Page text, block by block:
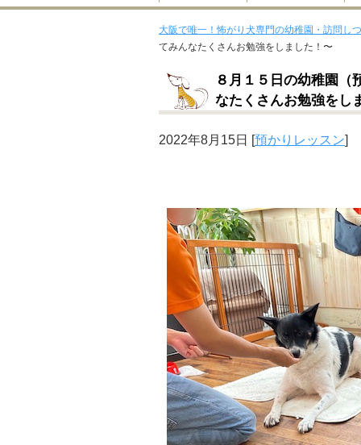
大阪で唯一！怖がり犬専門の幼稚園・訪問し
てみんなたくさんお勉強をしました！〜
８月１５日の幼稚園（
なたくさんお勉強をし
2022年8月15日 [預かりレッスン]